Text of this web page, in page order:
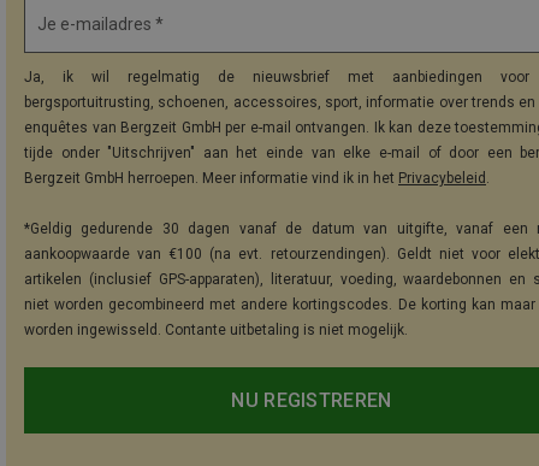
Je e-mailadres *
Ja, ik wil regelmatig de nieuwsbrief met aanbiedingen voor
bergsportuitrusting, schoenen, accessoires, sport, informatie over trends
enquêtes van Bergzeit GmbH per e-mail ontvangen. Ik kan deze
tijde onder "Uitschrijven" aan het einde van elke e-mail of door een
Bergzeit GmbH herroepen. Meer informatie vind ik in het Privacybeleid .
*Geldig gedurende 30 dagen vanaf de datum van uitgifte, vanaf een
aankoopwaarde van €100 (na evt. retourzendingen). Geldt niet voor
artikelen (inclusief GPS-apparaten), literatuur, voeding, waardebonnen en
niet worden gecombineerd met andere kortingscodes. De korting kan maar
worden ingewisseld. Contante uitbetaling is niet mogelijk.
NU REGISTREREN